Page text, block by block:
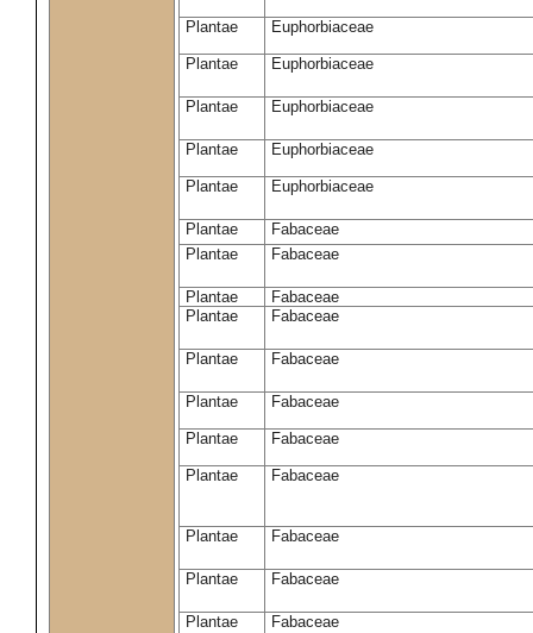
Plantae Euphorbiaceae
Plantae Euphorbiaceae
Plantae Euphorbiaceae
Plantae Euphorbiaceae
Plantae Euphorbiaceae
Plantae
Fabaceae
Plantae
Fabaceae
Plantae
Fabaceae
Plantae
Fabaceae
Plantae Fabaceae
Plantae Fabaceae
Plantae Fabaceae
Plantae Fabaceae
Plantae Fabaceae
Plantae Fabaceae
Plantae Fabaceae